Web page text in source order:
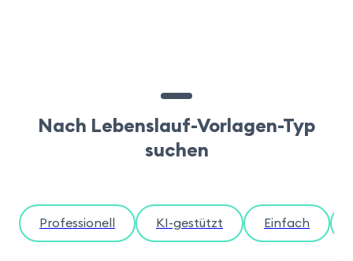
Nach Lebenslauf-Vorlagen-Typ
suchen
Professionell KI-gestützt Einfach